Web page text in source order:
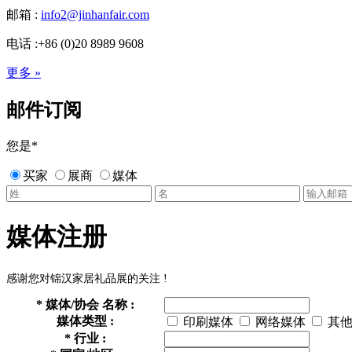
邮箱 : info2@jinhanfair.com
电话 :+86 (0)20 8989 9608
更多 »
邮件订阅
您是*
买家 展商 媒体
媒体注册
感谢您对锦汉家居礼品展的关注 !
* 媒体/协会 名称 :
媒体类型 :
印刷媒体 网络媒体
其他
* 行业 :